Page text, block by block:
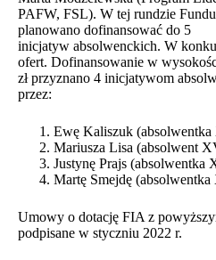
PAFW, FSL). W tej rundzie
planowano dofinansować do 5
inicjatyw absolwenckich. W
ofert. Dofinansowanie w
zł przyznano 4 inicjatywom
przez:
Ewę Kaliszuk
Mariusza Lisa (absolwent
Justynę Prajs (absolwentka
Martę Smejdę
Umowy o dotację FIA z
podpisane w styczniu 2022 r.